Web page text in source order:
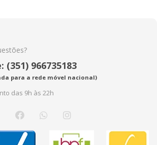
(351) 966735183
para a rede móvel nacional)
das 9h às 22h